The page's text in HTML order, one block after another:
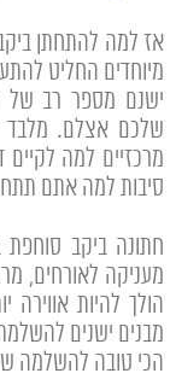
אז למה להתחתן
מיוחדים החליט
ישנם מספר רב של
שלכם אצלם. מלבד
מרכזיים למה
סיבות למה אתם
חתונה ביקב
מעניקה לאורחים,
הולך להיות אווירה
מבנים ישנים
הכי טובה להשלמה